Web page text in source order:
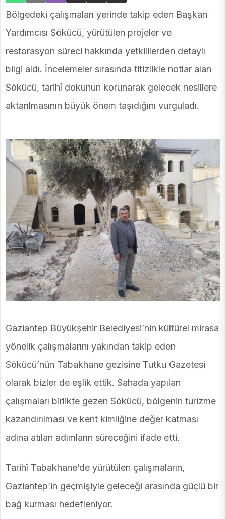
Bölgedeki çalışmaları yerinde takip eden Başkan
Yardımcısı Sökücü, yürütülen projeler ve
restorasyon süreci hakkında yetkililerden detaylı
bilgi aldı. İncelemeler sırasında titizlikle notlar alan
Sökücü, tarihî dokunun korunarak gelecek nesillere
aktarılmasının büyük önem taşıdığını vurguladı.
Gaziantep Büyükşehir Belediyesi’nin kültürel mirasa
yönelik çalışmalarını yakından takip eden
Sökücü’nün Tabakhane gezisine Tutku Gazetesi
olarak bizler de eşlik ettik. Sahada yapılan
çalışmaları birlikte gezen Sökücü, bölgenin turizme
kazandırılması ve kent kimliğine değer katması
adına atılan adımların süreceğini ifade etti.
Tarihî Tabakhane’de yürütülen çalışmaların,
Gaziantep’in geçmişiyle geleceği arasında güçlü bir
bağ kurması hedefleniyor.